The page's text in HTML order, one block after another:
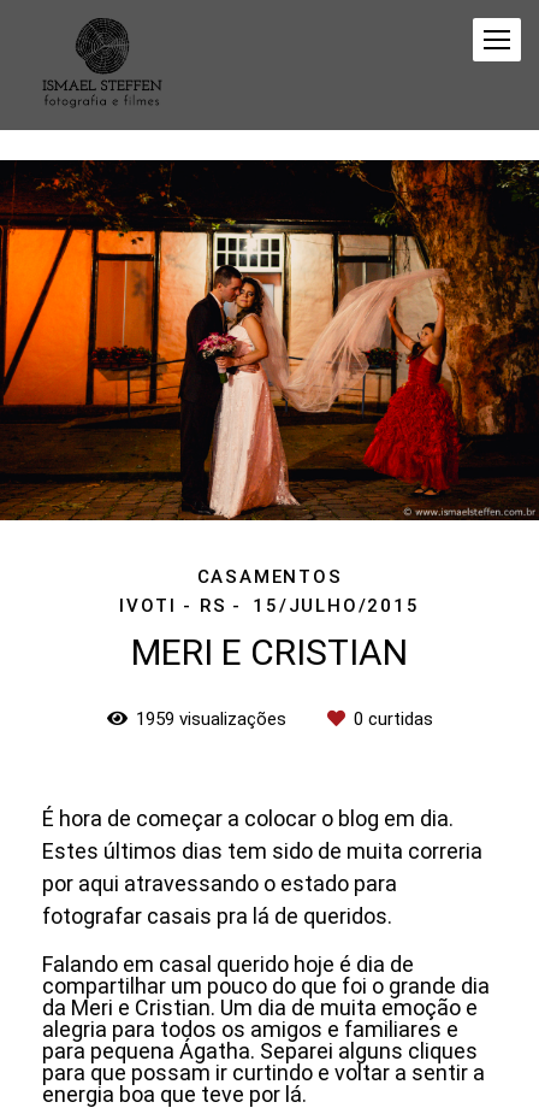
CASAMENTOS
IVOTI - RS
15/JULHO/2015
MERI E CRISTIAN
1959 visualizações 0 curtidas
É hora de começar a colocar o blog em dia.
Estes últimos dias tem sido de muita correria
por aqui atravessando o estado para
fotografar casais pra lá de queridos.
Falando em casal querido hoje é dia de
compartilhar um pouco do que foi o grande dia
da Meri e Cristian. Um dia de muita emoção e
alegria para todos os amigos e familiares e
para pequena Ágatha. Separei alguns cliques
para que possam ir curtindo e voltar a sentir a
energia boa que teve por lá.